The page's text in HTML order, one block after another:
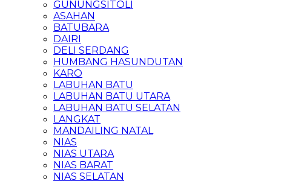
GUNUNGSITOLI
ASAHAN
BATUBARA
DAIRI
DELI SERDANG
HUMBANG HASUNDUTAN
KARO
LABUHAN BATU
LABUHAN BATU UTARA
LABUHAN BATU SELATAN
LANGKAT
MANDAILING NATAL
NIAS
NIAS UTARA
NIAS BARAT
NIAS SELATAN